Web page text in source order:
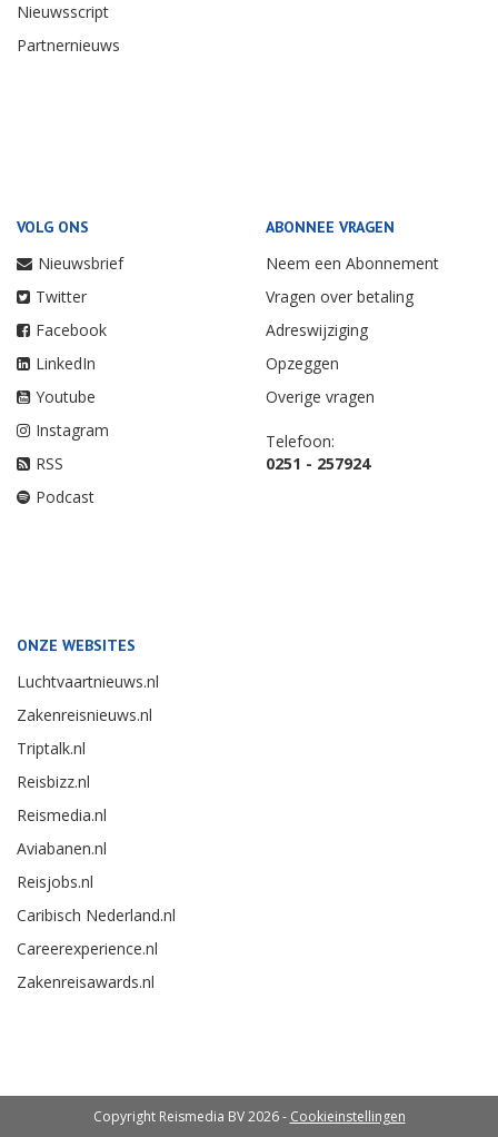
Nieuwsscript
Partnernieuws
VOLG ONS
Nieuwsbrief
Twitter
Facebook
LinkedIn
Youtube
Instagram
RSS
Podcast
ABONNEE VRAGEN
Neem een Abonnement
Vragen over betaling
Adreswijziging
Opzeggen
Overige vragen
Telefoon:
0251 - 257924
ONZE WEBSITES
Luchtvaartnieuws.nl
Zakenreisnieuws.nl
Triptalk.nl
Reisbizz.nl
Reismedia.nl
Aviabanen.nl
Reisjobs.nl
Caribisch Nederland.nl
Careerexperience.nl
Zakenreisawards.nl
Copyright Reismedia BV 2026 - Cookieinstellingen